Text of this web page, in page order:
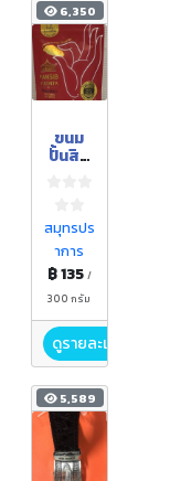
6,350
ขนม
ปั้นสิบ
สมุทรปร
าการ
฿ 135 /
300 กรัม
ดูรายละเอียด
5,589